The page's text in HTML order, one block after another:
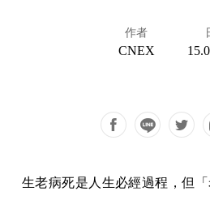
作者
CNEX
生老病死是人生必經過程，但